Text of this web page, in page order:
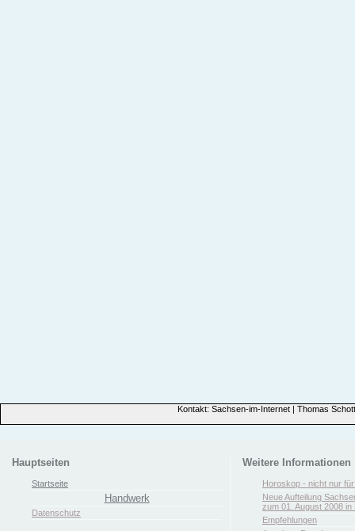
Kontakt: Sachsen-im-Internet | Thomas
Hauptseiten
Startseite
Handwerk
Datenschutz
Weitere Informationen
Horoskop - nicht nur
Neue Aufteilung
zum 01. August 2008 in
Empfehlungen